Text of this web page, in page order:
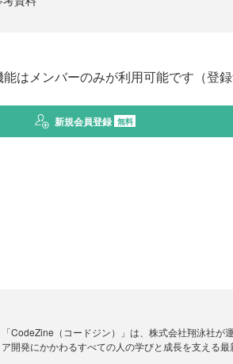
はメンバーのみが利用可能です（登録
新規会員登録 無料
「CodeZine（コードジン）」は、株式会社翔泳社
ア開発にかかわるすべての人の学びと成長を支える最